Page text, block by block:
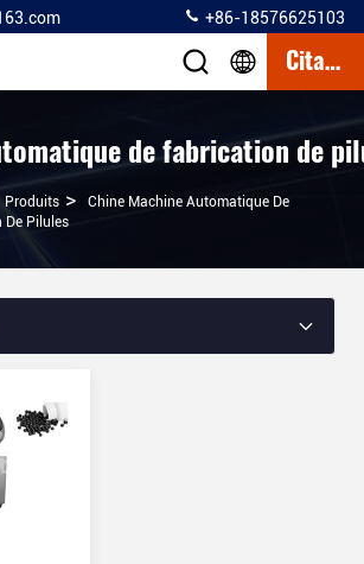
+86-18576625103
Citation
de fabrication de
Produits >
Chine Machine Automatique De
De Pilules